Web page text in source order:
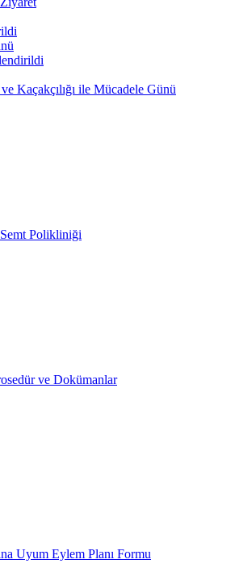
Kaçakçılığı ile Mücadele Günü
Polikliniği
ve Dokümanlar
Uyum Eylem Planı Formu